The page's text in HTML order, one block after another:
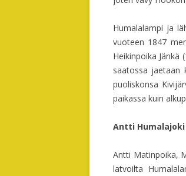
Humalalampi ja
vuoteen 1847
Heikinpoika Jänkä
saatossa jaetaan
puoliskonsa
paikassa kuin
Antti Humalajoki
Antti Matinpoika,
latvoilta